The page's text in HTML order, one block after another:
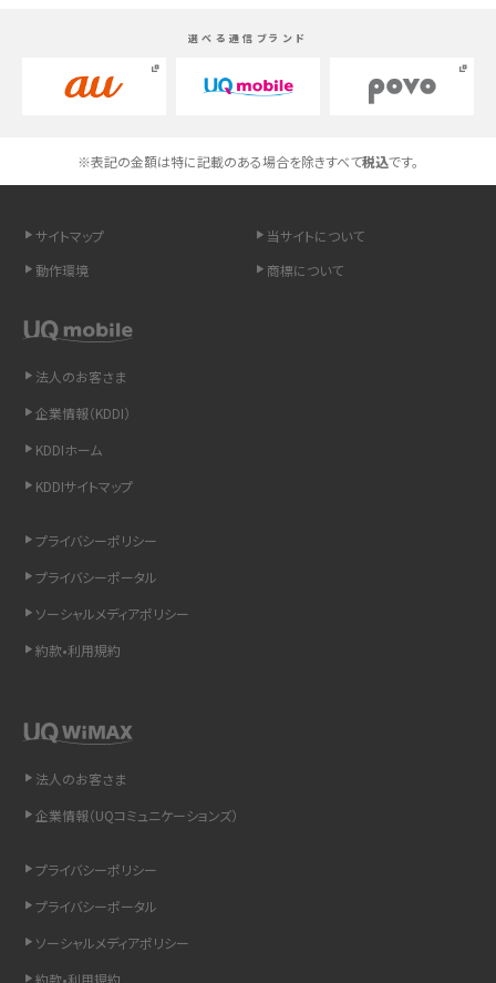
高校生にスマホ制限は必要？所持率やメリット・デメリットを詳しく紹介
スマホのネット通信速度が遅い原因は？すぐできる対処法や見直すポイントを解
iCloudの使用容量を減らす9つの方法！使用状況の確認手順も紹介
インスタのDMの送り方は？便利機能の使い方や注意点をわかりやすく解説
「iPhoneを探す」の使い方と設定方法を紹介！ブラウザやアプリから探す方法を
詳しく解説
Wi-Fiを快適に使うための速度はどれくらい？用途別の目安・回線ごとの平均を
LINEの着信音や通知音の設定・変更方法を解説！鳴らない場合の対処法も紹介
選べる通信ブランド
※表記の金額は特に記載のある場合を除きすべて税込です。
サイトマップ
当サイトについて
動作環境
商標について
法人のお客さま
企業情報（KDDI）
KDDIホーム
KDDIサイトマップ
プライバシーポリシー
プライバシーポータル
ソーシャルメディアポリシー
約款•利用規約
法人のお客さま
企業情報（UQコミュニケーションズ）
プライバシーポリシー
プライバシーポータル
ソーシャルメディアポリシー
約款•利用規約